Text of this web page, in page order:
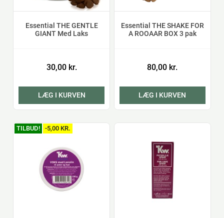
Essential THE GENTLE
GIANT Med Laks
30,00 kr.
LÆG I KURVEN
Essential THE SHAKE FOR
A ROOAAR BOX 3 pak
80,00 kr.
LÆG I KURVEN
TILBUD! -5,00 KR.